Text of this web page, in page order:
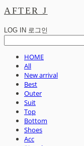
AFTER J
LOG IN 로그인
HOME
All
New arrival
Best
Outer
Suit
Top
Bottom
Shoes
Acc